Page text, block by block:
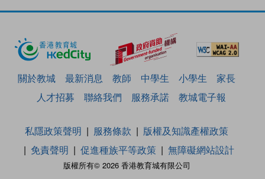
關於教城 最新消息 教師 中學生 小學生
家長
人才招募
聯絡我們 服務承諾 教城電子報
版權所有© 2026 香港教育城有限公司
私隱政策聲明 服務條款
版權及知識產權政策
免責聲明
促進種族平等政策 無障礙網站設計